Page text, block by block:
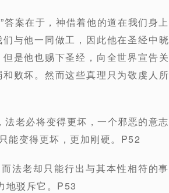
案在于，神借着他的道在我们身上
与他一同做工，因此他在圣经中晓
是他也赐下圣经，向全世界宣告关
败坏。然而这些真理只为敬虔人所
老必将变得更坏，一个邪恶的意志
能变得更坏，更加刚硬。P52
法老却只能行出与其本性相符的事
地驳斥它。P53